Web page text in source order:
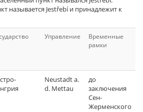
называется Jestřebí и принадлежит к
Управление
Временные
рамки
Neustadt a.
d. Mettau
до
заключения
Сен-
Жерменского